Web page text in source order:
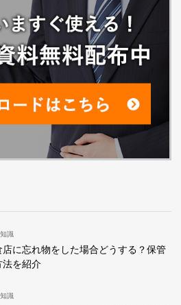
識
店に忘れ物をした場合どうする？保管
法を紹介
識